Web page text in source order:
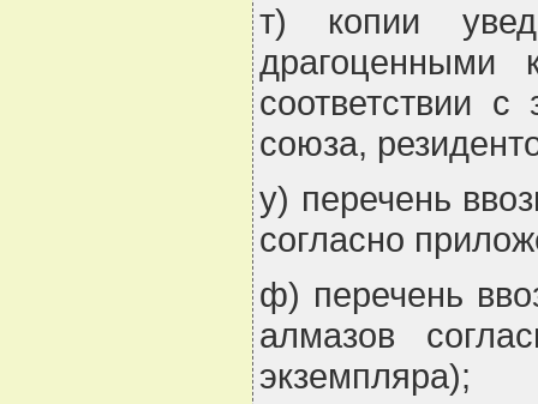
т) копии
драгоценными
соответствии с
союза,
у) перечень
согласно
ф) перечень
алмазов
экземпляра);